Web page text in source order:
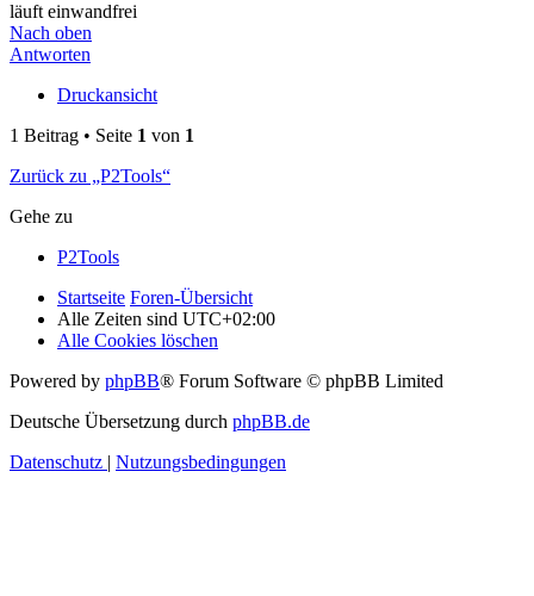
läuft einwandfrei
Nach oben
Antworten
Druckansicht
1 Beitrag • Seite 1 von 1
Zurück zu „P2Tools“
Gehe zu
P2Tools
Startseite Foren-Übersicht
Alle Zeiten sind UTC+02:00
Alle Cookies löschen
Powered by phpBB® Forum Software © phpBB Limited
Deutsche Übersetzung durch phpBB.de
Datenschutz | Nutzungsbedingungen